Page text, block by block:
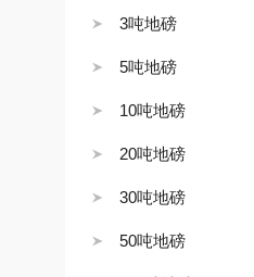
3吨地磅
5吨地磅
10吨地磅
20吨地磅
30吨地磅
50吨地磅